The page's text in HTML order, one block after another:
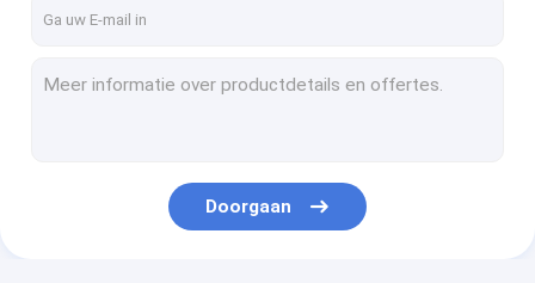
Optische glasvezelpatchkabel
Doorgaan